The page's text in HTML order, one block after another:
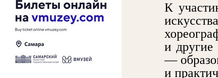
К
и другие
—
и